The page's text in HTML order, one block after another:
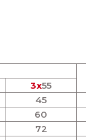
3x55
45
60
72